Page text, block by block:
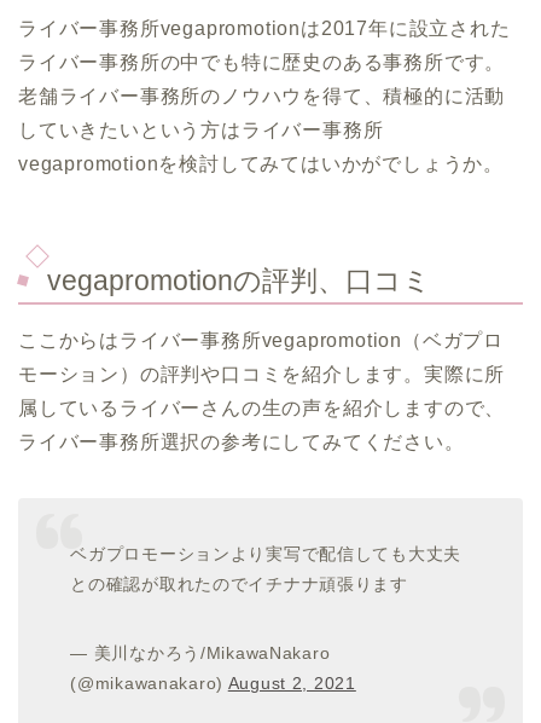
ライバー事務所vegapromotionは2017年に設立された
ライバー事務所の中でも特に歴史のある事務所です。
老舗ライバー事務所のノウハウを得て、積極的に活動
していきたいという方はライバー事務所
vegapromotionを検討してみてはいかがでしょうか。
vegapromotionの評判、口コミ
ここからはライバー事務所vegapromotion（ベガプロ
モーション）の評判や口コミを紹介します。実際に所
属しているライバーさんの生の声を紹介しますので、
ライバー事務所選択の参考にしてみてください。
ベガプロモーションより実写で配信しても大丈夫
との確認が取れたのでイチナナ頑張ります
— 美川なかろう/MikawaNakaro
(@mikawanakaro) August 2, 2021